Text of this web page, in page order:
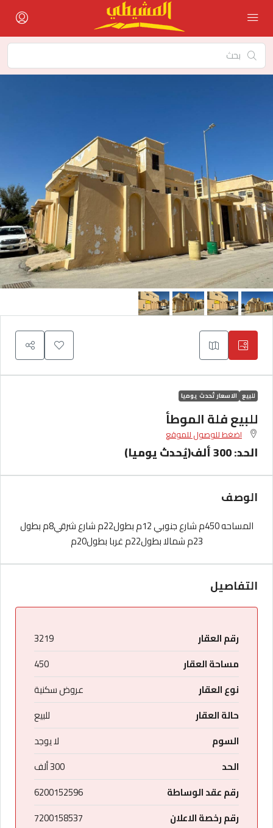
للبيع الاسعار تُحدث يوميا
للبيع فلة الموطأ
اضغط للوصول للموقع
الحد: 300 ألف(يُحدث يوميا)
الوصف
المساحه 450م شارع جنوبي 12م بطول22م شارع شرقي8م بطول
23م شمالا بطول22م غربا بطول20م
التفاصيل
رقم العقار
3219
مساحة العقار
450
نوع العقار
عروض سكنية
حالة العقار
للبيع
السوم
لا يوجد
الحد
300 ألف
رقم عقد الوساطة
6200152596
رقم رخصة الاعلان
7200158537